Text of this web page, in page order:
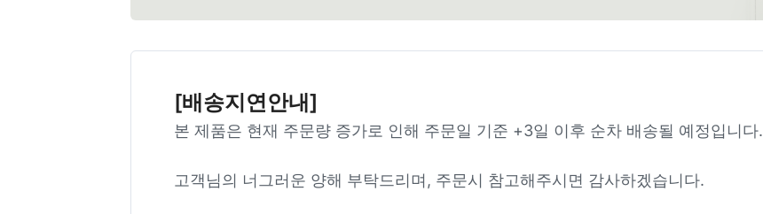
[배송지연안내]
본 제품은 현재 주문량 증가로 인해 주문일 기준 +3일 이후 순차 배송될 예정입니다.
고객님의 너그러운 양해 부탁드리며, 주문시 참고해주시면 감사하겠습니다.